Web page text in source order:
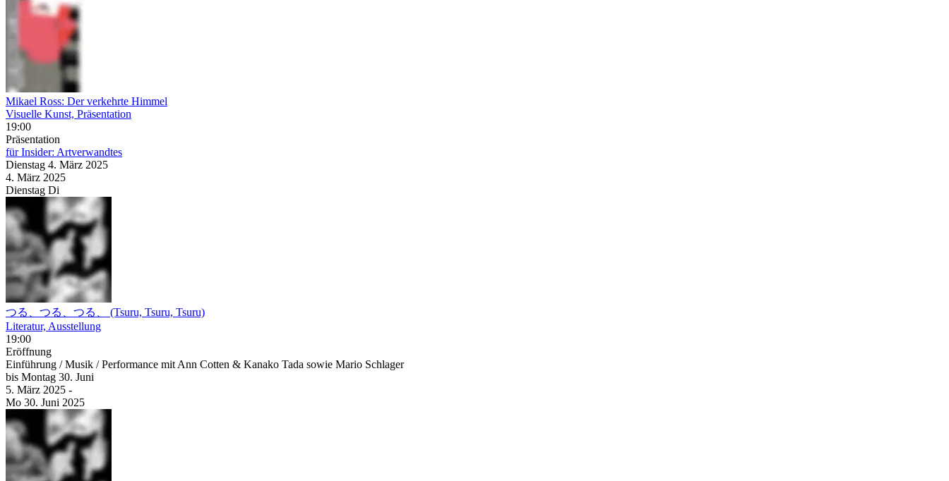
Mikael Ross: Der verkehrte Himmel
Visuelle Kunst, Präsentation
19:00
Präsentation
für Insider: Artverwandtes
Dienstag 4. März 2025
4. März 2025
Dienstag Di
つる、つる、つる、 (Tsuru, Tsuru, Tsuru)
Literatur, Ausstellung
19:00
Eröffnung
Einführung / Musik / Performance mit Ann Cotten & Kanako Tada sowie Mario Schlager
bis Montag 30. Juni
5. März 2025 -
Mo 30. Juni 2025